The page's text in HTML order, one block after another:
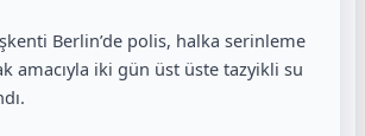
Berlin’de polis, halka serinleme
amacıyla iki gün üst üste tazyikli su